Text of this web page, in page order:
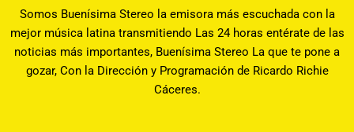
Somos Buenísima Stereo la emisora más escuchada con la
mejor música latina transmitiendo Las 24 horas entérate de las
noticias más importantes, Buenísima Stereo La que te pone a
gozar, Con la Dirección y Programación de Ricardo Richie
Cáceres.